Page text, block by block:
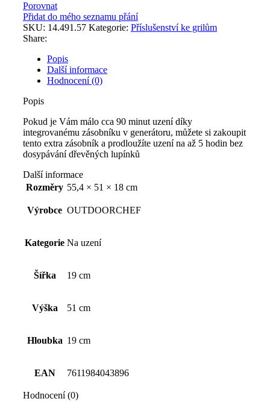
Porovnat
Přidat do mého seznamu přání
SKU: 14.491.57 Kategorie: Příslušenství ke grilům
Share:
Popis
Další informace
Hodnocení (0)
Popis
Pokud je Vám málo cca 90 minut uzení díky
integrovanému zásobníku v generátoru, můžete si zakoupit
tento extra zásobník a prodloužíte uzení na až 5 hodin bez
dosypávání dřevěných lupínků
Další informace
Rozměry 55,4 × 51 × 18 cm
Výrobce OUTDOORCHEF
Kategorie Na uzení
Šířka 19 cm
Výška 51 cm
Hloubka 19 cm
EAN 7611984043896
Hodnocení (0)